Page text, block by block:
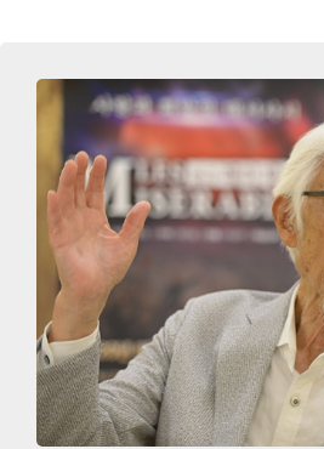
1967
화
1967
일
1968
북
1968
몽
1969
휘
1970
허
1970
무